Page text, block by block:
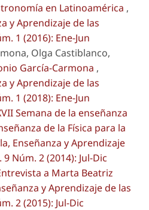
en Latinoamérica ,
y Aprendizaje de las
1 (2016): Ene-Jun
Olga Castiblanco,
García-Carmona ,
y Aprendizaje de las
1 (2018): Ene-Jun
Semana de la enseñanza
de la Física para la
Enseñanza y Aprendizaje
Núm. 2 (2014): Jul-Dic
a Marta Beatriz
y Aprendizaje de las
2 (2015): Jul-Dic